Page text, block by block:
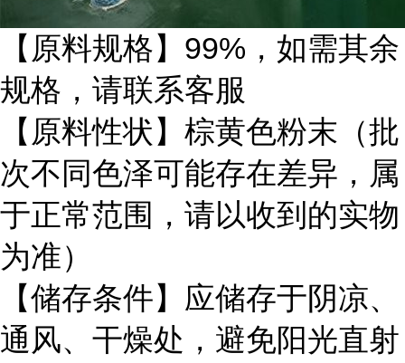
【原料规格】99%，如需其余
规格，请联系客服
【原料性状】棕黄色粉末（批
次不同色泽可能存在差异，属
于正常范围，请以收到的实物
为准）
【储存条件】应储存于阴凉、
通风、干燥处，避免阳光直射